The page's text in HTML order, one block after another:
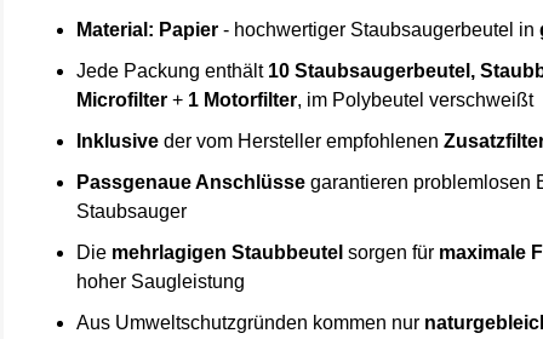
Material: Papier - hochwertiger Staubsaugerbeutel in
Jede Packung enthält 10 Staubsaugerbeutel,
Microfilter + 1 Motorfilter, im Polybeutel verschweißt
Inklusive der vom Hersteller empfohlenen
Passgenaue Anschlüsse garantieren problemlosen
Staubsauger
Die mehrlagigen Staubbeutel sorgen für maximale
hoher Saugleistung
Aus Umweltschutzgründen kommen nur